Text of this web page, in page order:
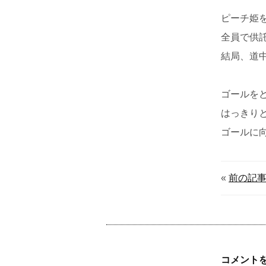
ピーチ姫
全員で供
結局、道
ゴールを
はっきり
ゴールに
« 前の記事
コメント